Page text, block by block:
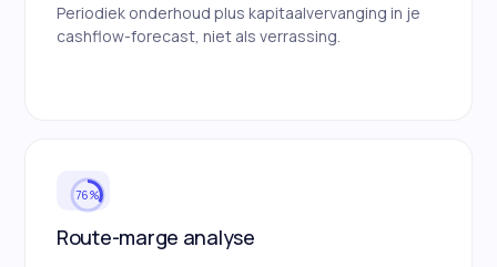
Periodiek onderhoud plus kapitaalvervanging in je
cashflow-forecast, niet als verrassing.
76%
Route-marge analyse